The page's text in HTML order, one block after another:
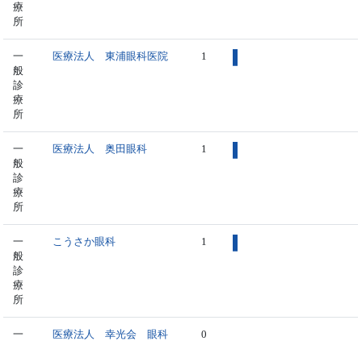
療
所
一
般
診
療
所
医療法人 東浦眼科医院 1
一
般
診
療
所
医療法人 奥田眼科 1
一
般
診
療
所
こうさか眼科 1
一
医療法人 幸光会 眼科
0